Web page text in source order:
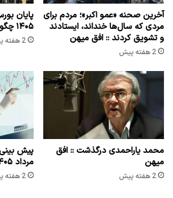
آخرین صحنه «عمو اکبر»؛ مردم برای
مردی که سال‌ها خنداند، ایستادند
و تشویق کردند :: افق میهن
2 هفته پیش
۱۴۰۵ چگونه گذشت؟
2 هفته پیش
محمد یاراحمدی درگذشت :: افق
میهن
2 هفته پیش
مرداد ۱۴۰۵
2 هفته پیش